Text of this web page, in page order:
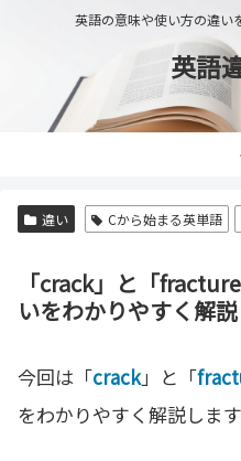
英語の意味や使い方の違い
英語
違い Cから始まる英単語
「crack」と「
いをわかりやすく解説
今回は「crack」と「
をわかりやすく解説します